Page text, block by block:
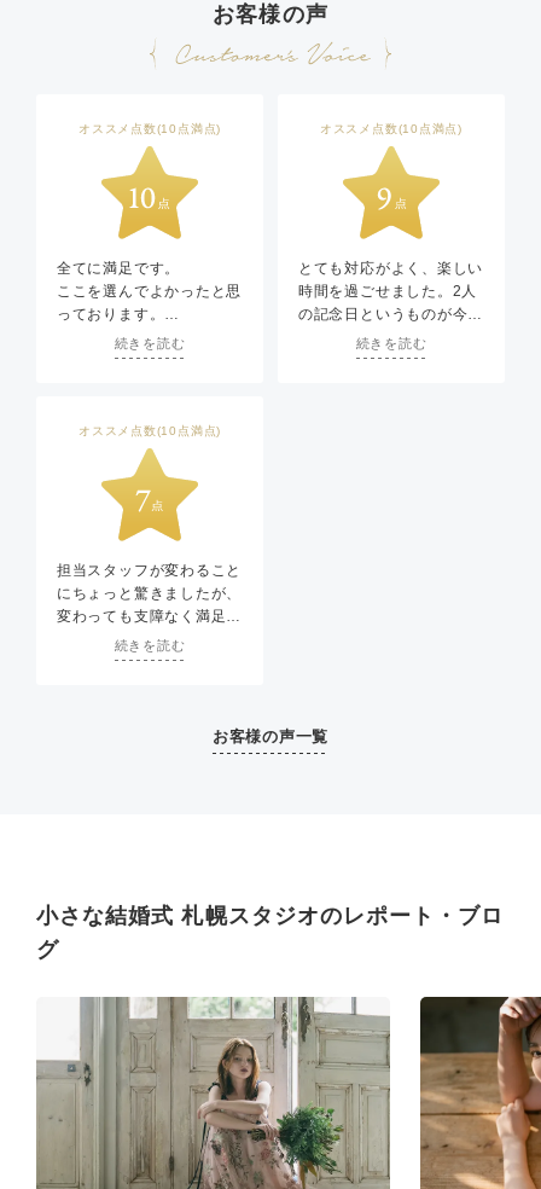
お客様の声
オススメ点数(10点満点)
全てに満足です。
ここを選んでよかったと思
っております。
友人や知人にも勧めようと
思いました。
続きを読む
オススメ点数(10点満点)
とても対応がよく、楽しい
時間を過ごせました。2人
の記念日というものが今ま
でなかったので素敵な記念
日になりました。
続きを読む
オススメ点数(10点満点)
担当スタッフが変わること
にちょっと驚きましたが、
変わっても支障なく満足行
く対応をしてくださいまし
ばよかったなと後悔してい
ーズナブルにすませられた
ので良かったです。
続きを読む
お客様の声一覧
小さな結婚式 札幌スタジオのレポート・ブロ
グ